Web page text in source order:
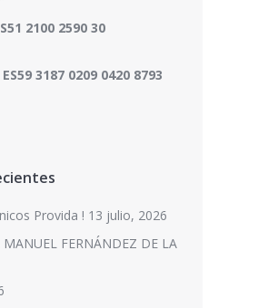
2100 2590 30
ES59 3187 0209 0420 8793
Provida ! 13 julio, 2026
MANUEL FERNÁNDEZ DE LA